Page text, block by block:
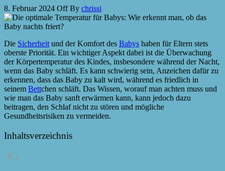
8. Februar 2024 OffBy chrissi
Die Sicherheit und der Komfort des Babys haben für Eltern stets
oberste Priorität. Ein wichtiger Aspekt dabei ist die Überwachung
der Körpertemperatur des Kindes, insbesondere während der Nacht,
wenn das Baby schläft. Es kann schwierig sein, Anzeichen dafür zu
erkennen, dass das Baby zu kalt wird, während es friedlich in
seinem Bettchen schläft. Das Wissen, worauf man achten muss und
wie man das Baby sanft erwärmen kann, kann jedoch dazu
beitragen, den Schlaf nicht zu stören und mögliche
Gesundheitsrisiken zu vermeiden.
Inhaltsverzeichnis